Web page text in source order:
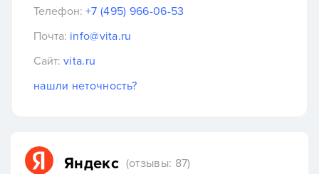
Телефон: +7 (495) 966-06-53
Почта: info@vita.ru
Сайт: vita.ru
нашли неточность?
Яндекс (отзывы: 87)